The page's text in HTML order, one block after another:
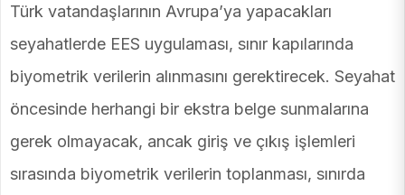
Türk vatandaşlarının Avrupa’ya yapacakları
seyahatlerde EES uygulaması, sınır kapılarında
biyometrik verilerin alınmasını gerektirecek. Seyahat
öncesinde herhangi bir ekstra belge sunmalarına
gerek olmayacak, ancak giriş ve çıkış işlemleri
sırasında biyometrik verilerin toplanması, sınırda